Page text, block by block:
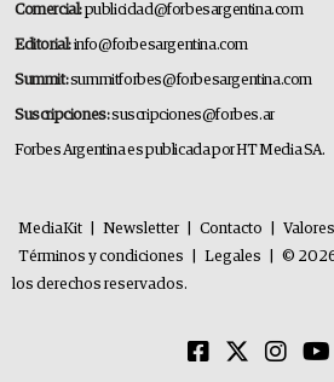
Comercial:publicidad@forbesargentina.com
Editorial:info@forbesargentina.com
Summit:summitforbes@forbesargentina.com
Suscripciones:suscripciones@forbes.ar
Forbes Argentina es publicada por HT Media SA.
MediaKit Newsletter Contacto
Términos y condiciones
Legales
©
los derechos reservados.